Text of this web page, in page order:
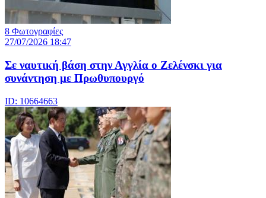
8 Φωτογραφίες
27/07/2026 18:47
Σε ναυτική βάση στην Αγγλία ο Ζελένσκι για
συνάντηση με Πρωθυπουργό
ID: 10664663